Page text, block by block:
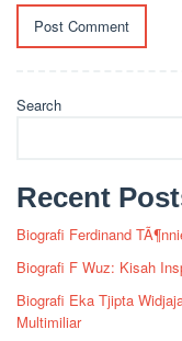
Search
Recent
Biografi Ferdinand
Biografi F Wuz: Kisah
Biografi Eka Tjipta
Multimiliar